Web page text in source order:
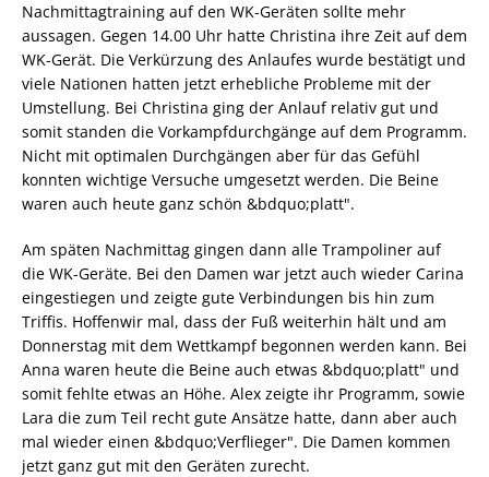
Nachmittagtraining auf den WK-Geräten sollte mehr
aussagen. Gegen 14.00 Uhr hatte Christina ihre Zeit auf dem
WK-Gerät. Die Verkürzung des Anlaufes wurde bestätigt und
viele Nationen hatten jetzt erhebliche Probleme mit der
Umstellung. Bei Christina ging der Anlauf relativ gut und
somit standen die Vorkampfdurchgänge auf dem Programm.
Nicht mit optimalen Durchgängen aber für das Gefühl
konnten wichtige Versuche umgesetzt werden. Die Beine
waren auch heute ganz schön &bdquo;platt".
Am späten Nachmittag gingen dann alle Trampoliner auf
die WK-Geräte. Bei den Damen war jetzt auch wieder Carina
eingestiegen und zeigte gute Verbindungen bis hin zum
Triffis. Hoffenwir mal, dass der Fuß weiterhin hält und am
Donnerstag mit dem Wettkampf begonnen werden kann. Bei
Anna waren heute die Beine auch etwas &bdquo;platt" und
somit fehlte etwas an Höhe. Alex zeigte ihr Programm, sowie
Lara die zum Teil recht gute Ansätze hatte, dann aber auch
mal wieder einen &bdquo;Verflieger". Die Damen kommen
jetzt ganz gut mit den Geräten zurecht.